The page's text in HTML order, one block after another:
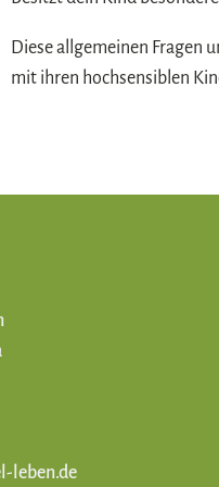
Diese allgemeinen Fragen
mit ihren hochsensiblen
leben.de